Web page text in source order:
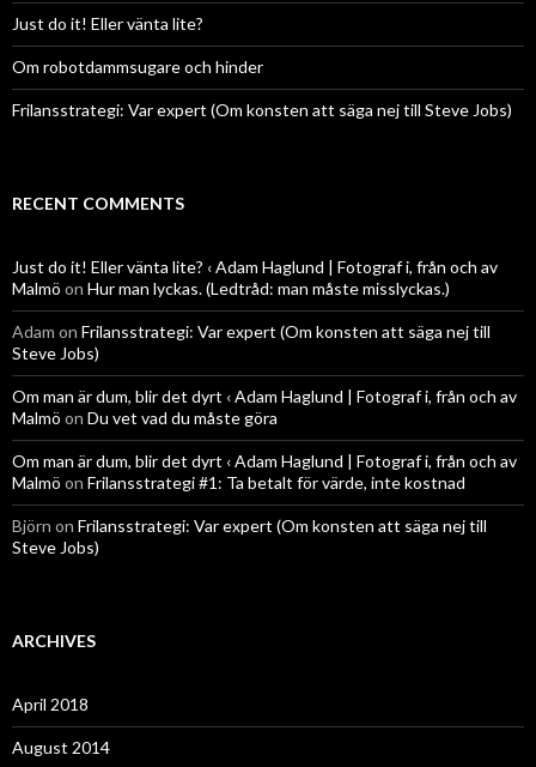
Just do it! Eller vänta lite?
Om robotdammsugare och hinder
Frilansstrategi: Var expert (Om konsten att säga nej till Steve Jobs)
RECENT COMMENTS
Just do it! Eller vänta lite? ‹ Adam Haglund | Fotograf i, från och av
Malmö on Hur man lyckas. (Ledtråd: man måste misslyckas.)
Adam on Frilansstrategi: Var expert (Om konsten att säga nej till
Steve Jobs)
Om man är dum, blir det dyrt ‹ Adam Haglund | Fotograf i, från och av
Malmö on Du vet vad du måste göra
Om man är dum, blir det dyrt ‹ Adam Haglund | Fotograf i, från och av
Malmö on Frilansstrategi #1: Ta betalt för värde, inte kostnad
Björn on Frilansstrategi: Var expert (Om konsten att säga nej till
Steve Jobs)
ARCHIVES
April 2018
August 2014